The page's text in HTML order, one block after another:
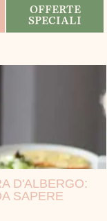
OFFERTE
SPECIALI
D'ALBERGO:
SAPERE